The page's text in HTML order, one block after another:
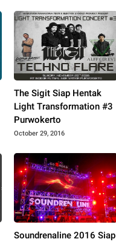
The Sigit Siap Hentak
Light Transformation #3
Purwokerto
October 29, 2016
Soundrenaline 2016 Siap